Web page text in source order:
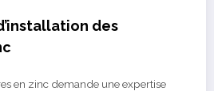
des
en zinc demande une expertise